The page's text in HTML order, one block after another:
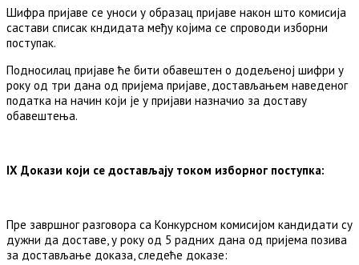
Шифра пријаве се уноси у образац пријаве након што комисија
састави списак кндидата међу којима се спроводи изборни
поступак.
Подносилац пријаве ће бити обавештен о додељеној шифри у
року од три дана од пријема пријаве, достављањем наведеног
податка на начин који је у пријави назначио за доставу
обавештења.
IX Докази који се достављају током изборног поступка:
Пре завршног разговора са Конкурсном комисијом кандидати су
дужни да доставе, у року од 5 радних дана од пријема позива
за достављање доказа, следеће доказе: